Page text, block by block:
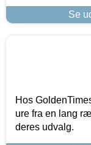
Se
Hos
ure fra en lang
deres udvalg.